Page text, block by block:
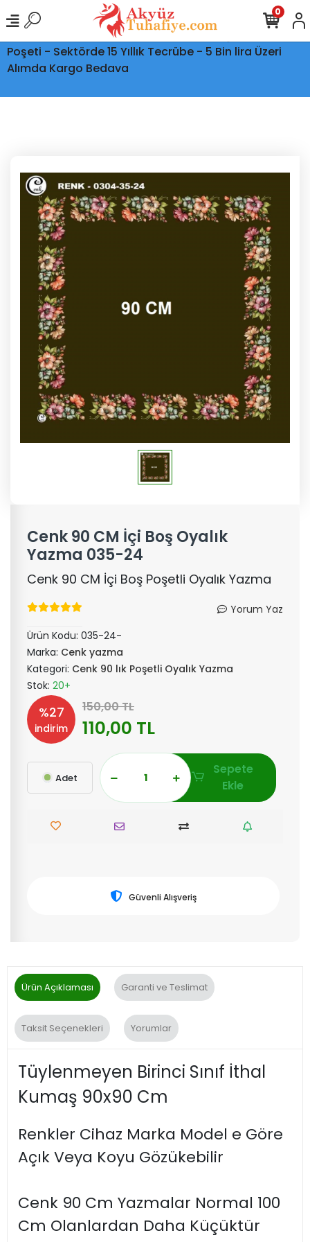
Ptt Kargo İle Tüm Türkiye'ye Teslimat - Şeffaf Kargo
Poşeti - Sektörde 15 Yıllık Tecrübe - 5 Bin lira Üzeri
Alımda Kargo Bedava
0
Cenk 90 CM İçi Boş Oyalık
Yazma 035-24
Cenk 90 CM İçi Boş Poşetli Oyalık Yazma
Yorum Yaz
Ürün Kodu: 035-24-
Marka: Cenk yazma
Kategori: Cenk 90 lık Poşetli Oyalık Yazma
Stok: 20+
%27
indirim
150,00 TL
110,00 TL
Adet
Sepete
Ekle
Güvenli Alışveriş
Ürün Açıklaması Garanti ve Teslimat
Taksit Seçenekleri Yorumlar
Tüylenmeyen Birinci Sınıf İthal
Kumaş 90x90 Cm
Renkler Cihaz Marka Model e Göre
Açık Veya Koyu Gözükebilir
Cenk 90 Cm Yazmalar Normal 100
Cm Olanlardan Daha Küçüktür